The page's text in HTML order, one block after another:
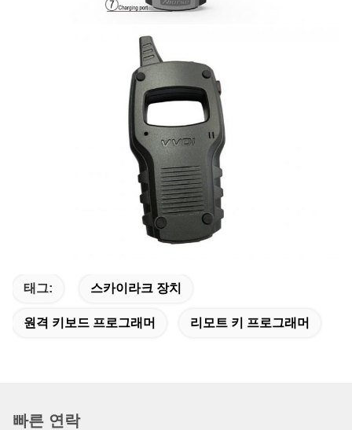
태그: 스카이라크 장치
원격 키보드 프로그래머 리모트 키 프로그래머
빠른 연락